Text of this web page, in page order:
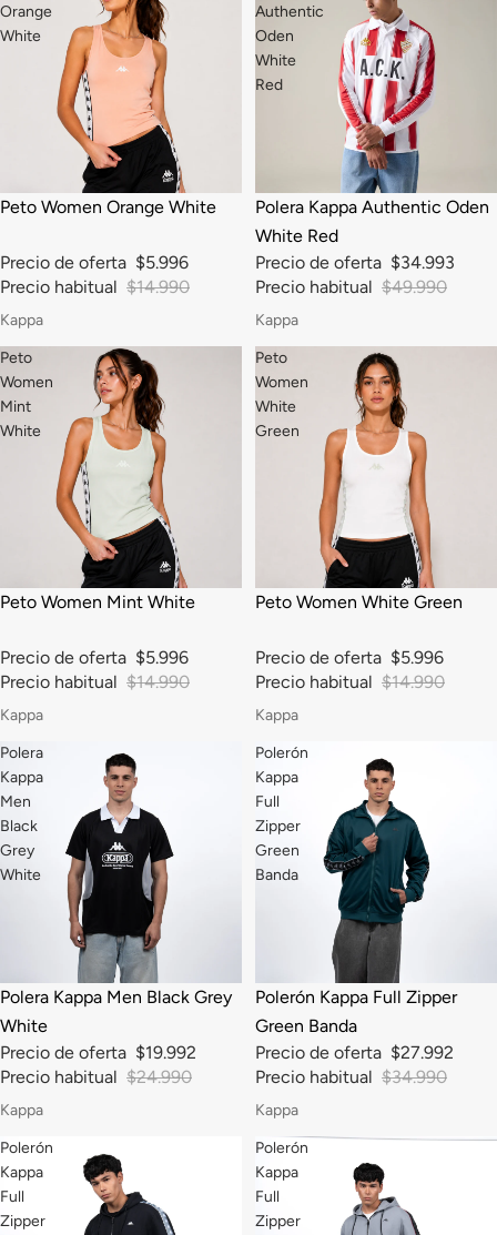
Orange
White
-60%
Peto Women Orange White
Precio de oferta $5.996
Precio habitual $14.990
Kappa
Authentic
Oden
White
Red
-30%
Polera Kappa Authentic Oden
White Red
Precio de oferta $34.993
Precio habitual $49.990
Kappa
Peto
Women
Mint
White
-60%
Peto Women Mint White
Precio de oferta $5.996
Precio habitual $14.990
Kappa
Peto
Women
White
Green
-60%
Peto Women White Green
Precio de oferta $5.996
Precio habitual $14.990
Kappa
Polera
Kappa
Men
Black
Grey
White
-20%
Polera Kappa Men Black Grey
White
Precio de oferta $19.992
Precio habitual $24.990
Kappa
Polerón
Kappa
Full
Zipper
Green
Banda
-20%
Polerón Kappa Full Zipper
Green Banda
Precio de oferta $27.992
Precio habitual $34.990
Kappa
Polerón
Kappa
Full
Zipper
Polerón
Kappa
Full
Zipper